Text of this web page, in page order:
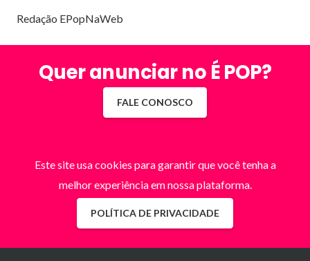
Redação EPopNaWeb
Quer anunciar no É POP?
FALE CONOSCO
Este site usa cookies para garantir que você tenha a
melhor experiência em nossa plataforma.
POLÍTICA DE PRIVACIDADE